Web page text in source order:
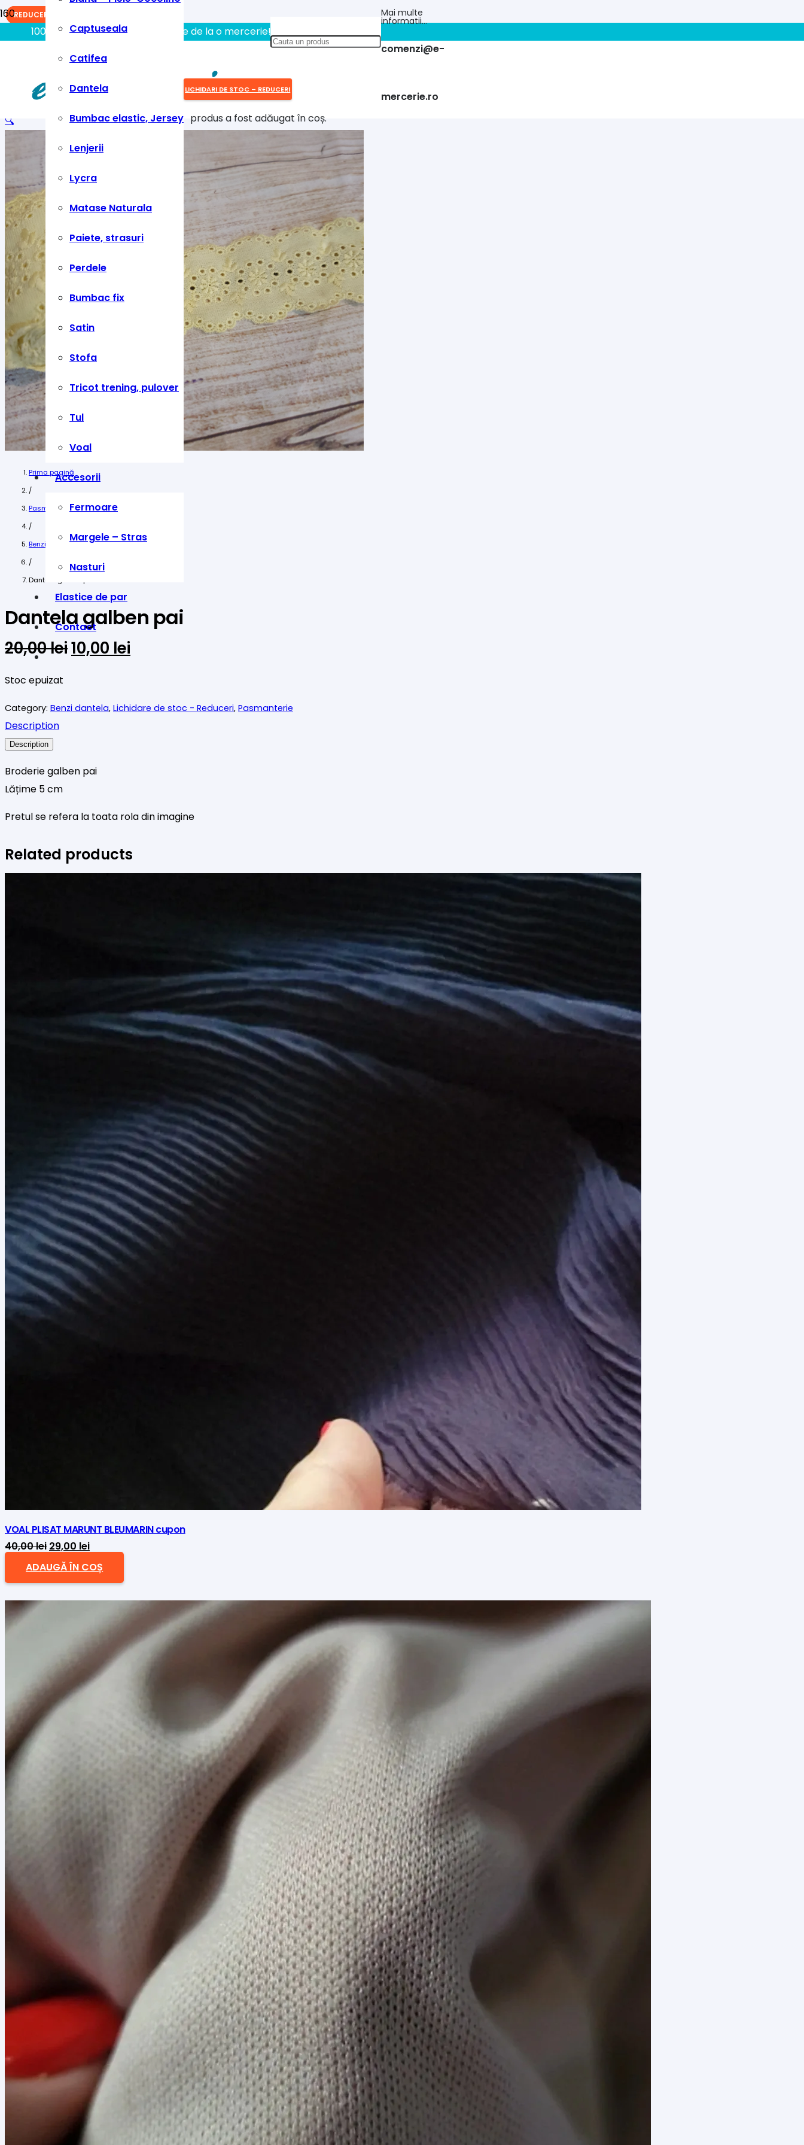
100% aici gasiti tot ce aveti nevoie de la o mercerie!!
Mai multe
informatii…
comenzi@e-
mercerie.ro
Captuseala
Catifea
Dantela
Bumbac elastic, Jersey
Lenjerii
Lycra
Matase Naturala
Paiete, strasuri
Perdele
Bumbac fix
Satin
Stofa
Tricot trening, pulover
Tul
Voal
Accesorii
Fermoare
Margele – Stras
Nasturi
Elastice de par
Contact
LICHIDARI DE STOC – REDUCERI
produsa fost adăugat în coș.
🔍
Prima pagină
/
Pasmanterie
/
Benzi dantela
/
Dantela galben pai
Dantela galben pai
20,00leiPrețul
fost:
20,00 lei.
10,00 lei
10,00 lei.
Stoc epuizat
Category: Benzi dantela, Lichidare de stoc - Reduceri, Pasmanterie
Description
Description
Broderie galben pai
Lățime 5 cm
Pretul se refera la toata rola din imagine
Related products
REDUCERI!
VOAL PLISAT MARUNT BLEUMARIN cupon
40,00lei Prețul
inițial
a
fost:
29,00 leiPrețul
curent
este:
29,00 lei.
ADAUGĂ ÎN COȘ
REDUCERI!
REDUCERI!